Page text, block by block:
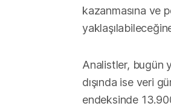
kazanmasına ve
Analistler, bugün
dışında ise veri
endeksinde